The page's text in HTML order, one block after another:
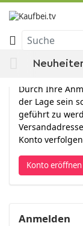
Suche
Anmelden
Konto
Durch Ihre
der Lage sein
geführt zu
Konto
Konto eröffnen
Anmelden